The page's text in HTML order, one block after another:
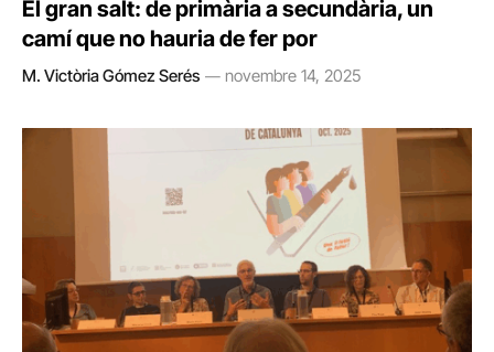
El gran salt: de primària a secundària, un
camí que no hauria de fer por
M. Victòria Gómez Serés novembre 14, 2025